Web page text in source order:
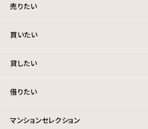
売りたい
買いたい
貸したい
借りたい
マンションセレクション